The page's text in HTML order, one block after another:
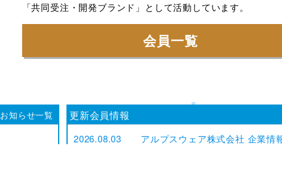
「共同受注・開発ブランド」として活動しています。
会員一覧
お知らせ一覧
更新会員情報
2026.08.03 アルプスウェア株式会社 企業情